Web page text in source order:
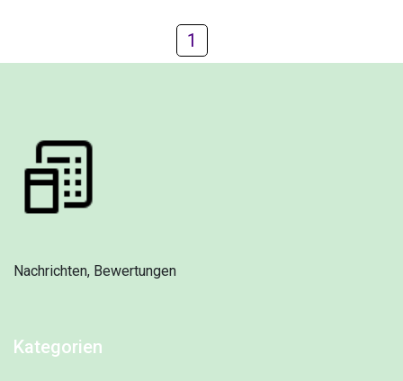
1
Nachrichten, Bewertungen
Kategorien